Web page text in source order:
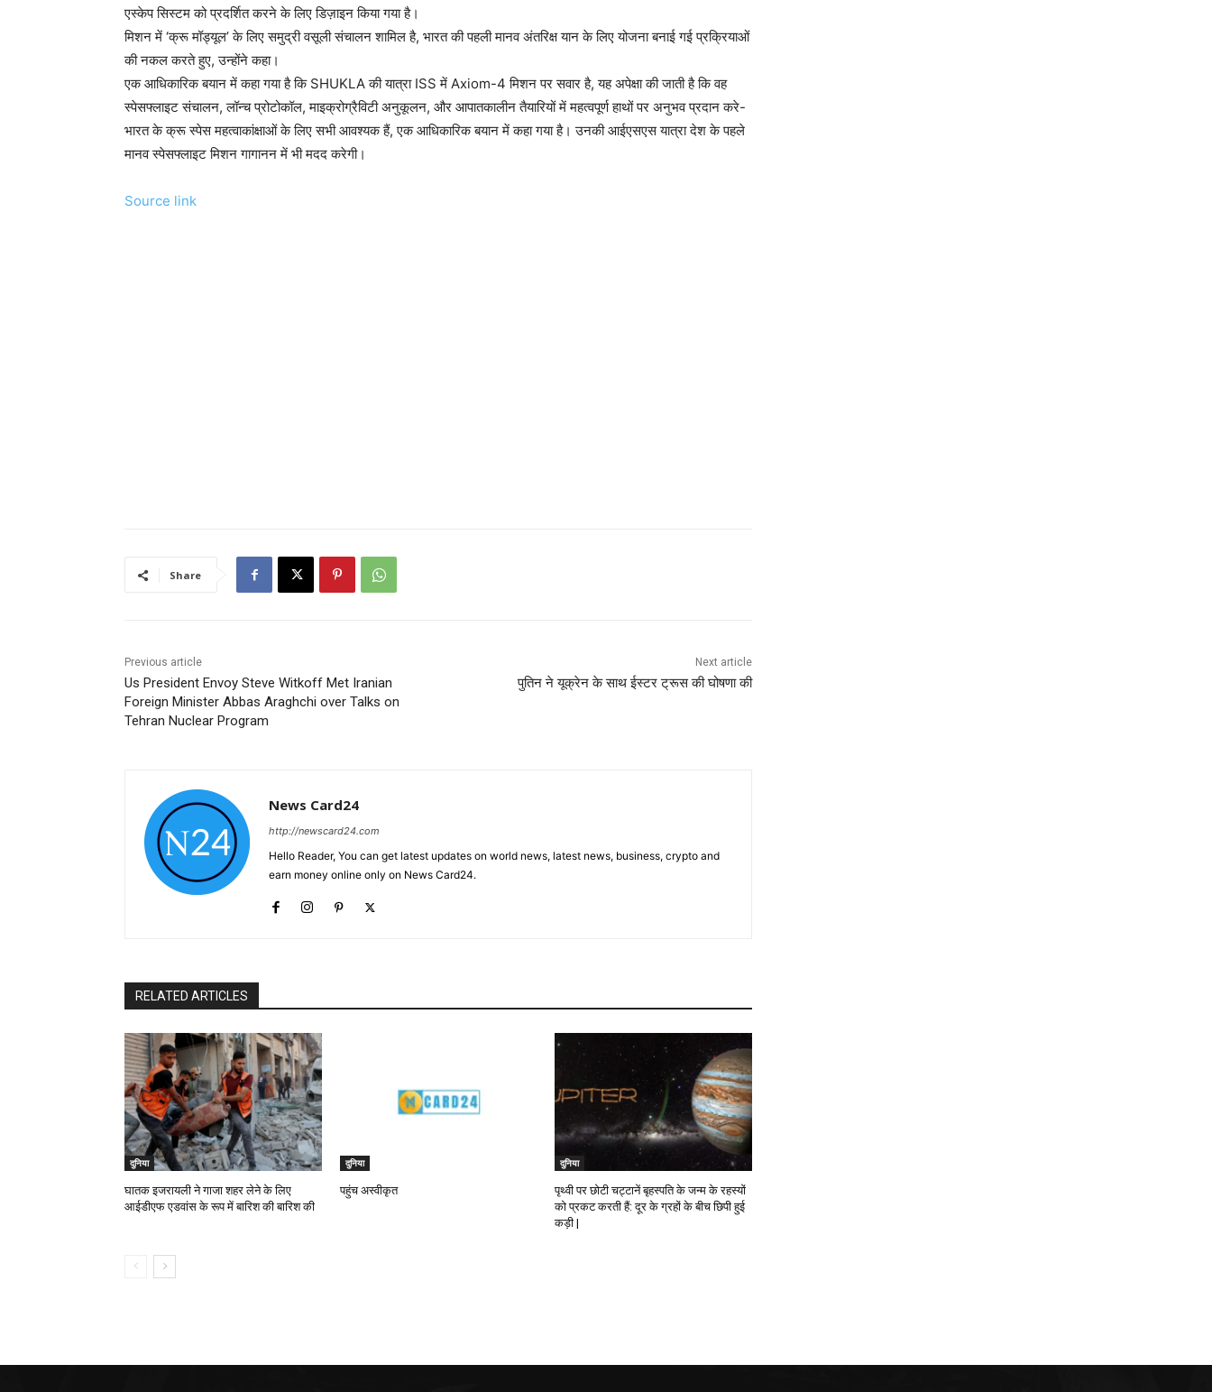
एस्केप सिस्टम को प्रदर्शित करने के लिए डिज़ाइन किया गया है।
मिशन में ‘क्रू मॉड्यूल’ के लिए समुद्री वसूली संचालन शामिल है, भारत की पहली मानव अंतरिक्ष यान के लिए योजना बनाई गई प्रक्रियाओं
की नकल करते हुए, उन्होंने कहा।
एक आधिकारिक बयान में कहा गया है कि SHUKLA की यात्रा ISS में Axiom-4 मिशन पर सवार है, यह अपेक्षा की जाती है कि वह
स्पेसफ्लाइट संचालन, लॉन्च प्रोटोकॉल, माइक्रोग्रैविटी अनुकूलन, और आपातकालीन तैयारियों में महत्वपूर्ण हाथों पर अनुभव प्रदान करे-
भारत के क्रू स्पेस महत्वाकांक्षाओं के लिए सभी आवश्यक हैं, एक आधिकारिक बयान में कहा गया है। उनकी आईएसएस यात्रा देश के पहले
मानव स्पेसफ्लाइट मिशन गागानन में भी मदद करेगी।
Source link
Share
Previous article
Us President Envoy Steve Witkoff Met Iranian
Foreign Minister Abbas Araghchi over Talks on
Tehran Nuclear Program
Next article
पुतिन ने यूक्रेन के साथ ईस्टर ट्रूस की घोषणा की
News Card24
http://newscard24.com
Hello Reader, You can get latest updates on world news, latest news, business, crypto and
earn money online only on News Card24.
RELATED ARTICLES
दुनिया
घातक इजरायली ने गाजा शहर लेने के लिए
आईडीएफ एडवांस के रूप में बारिश की बारिश की
दुनिया
पहुंच अस्वीकृत
दुनिया
पृथ्वी पर छोटी चट्टानें बृहस्पति के जन्म के रहस्यों
को प्रकट करती हैं: दूर के ग्रहों के बीच छिपी हुई
कड़ी |